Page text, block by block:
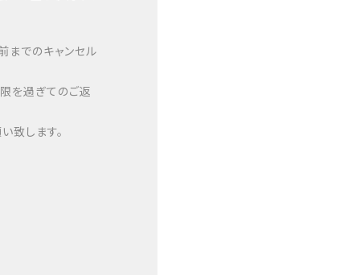
までのキャンセル
を過ぎてのご返
致します。